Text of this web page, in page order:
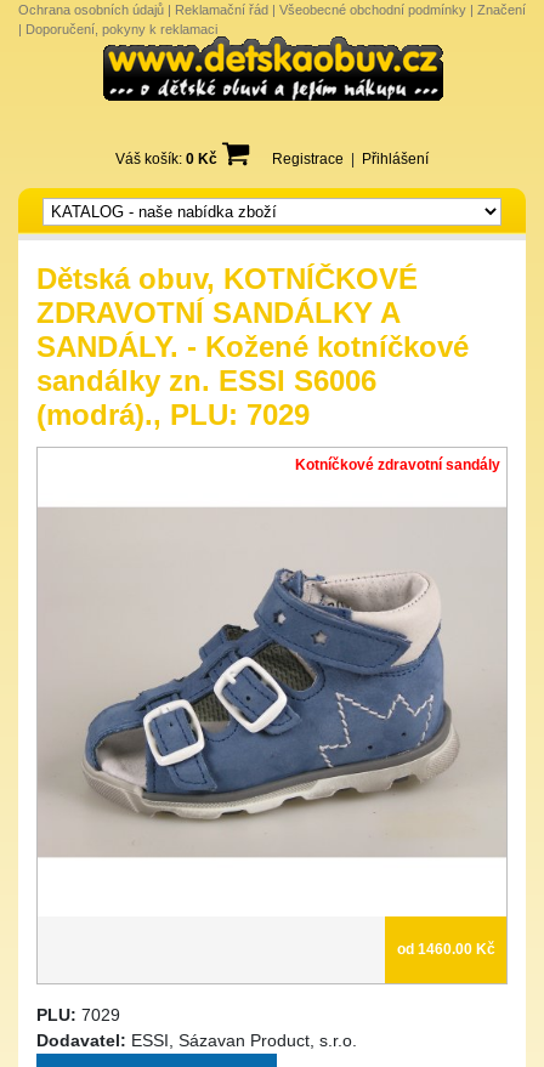
Ochrana osobních údajů | Reklamační řád | Všeobecné obchodní podmínky | Značení
| Doporučení, pokyny k reklamaci
Váš košík: 0 Kč Registrace Přihlášení
Dětská obuv, KOTNÍČKOVÉ
ZDRAVOTNÍ SANDÁLKY A
SANDÁLY. - Kožené kotníčkové
sandálky zn. ESSI S6006
(modrá)., PLU: 7029
Kotníčkové zdravotní sandály
od 1460.00 Kč
PLU: 7029
Dodavatel: ESSI, Sázavan Product, s.r.o.